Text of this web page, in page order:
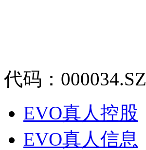
代码：000034.SZ
EVO真人控股
EVO真人信息